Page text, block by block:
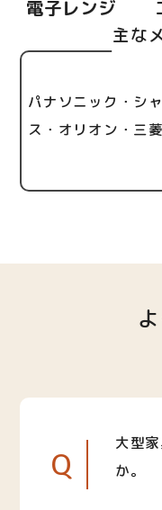
電子レンジ
主な
パナソニック・シ
ス・オリオン・三
Q
大型
か。